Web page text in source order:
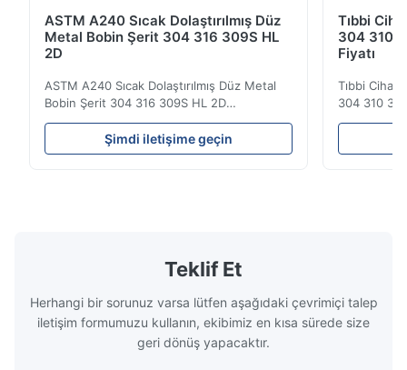
ASTM A240 Sıcak Dolaştırılmış Düz
Metal Bobin Şerit 304 316 309S HL
2D
ASTM A240 Sıcak Dolaştırılmış Düz Metal
Bobin Şerit 304 316 309S HL 2D
Sıcak/soğuk olarak yuvarlanmış paslanmaz
çelik bobin şeridi 304 316 309S 310 310S
316L 321 ASTM A240 Ürün Özellikleri Ürün
Şimdi iletişime geçin
Tıbbi
304 310
Fiyatı
Tıbbi
304 310
Görünümü
plaka 304
Teklif Et
Herhangi bir sorunuz varsa lütfen aşağıdaki çevrimiçi talep
iletişim formumuzu kullanın, ekibimiz en kısa sürede size
geri dönüş yapacaktır.